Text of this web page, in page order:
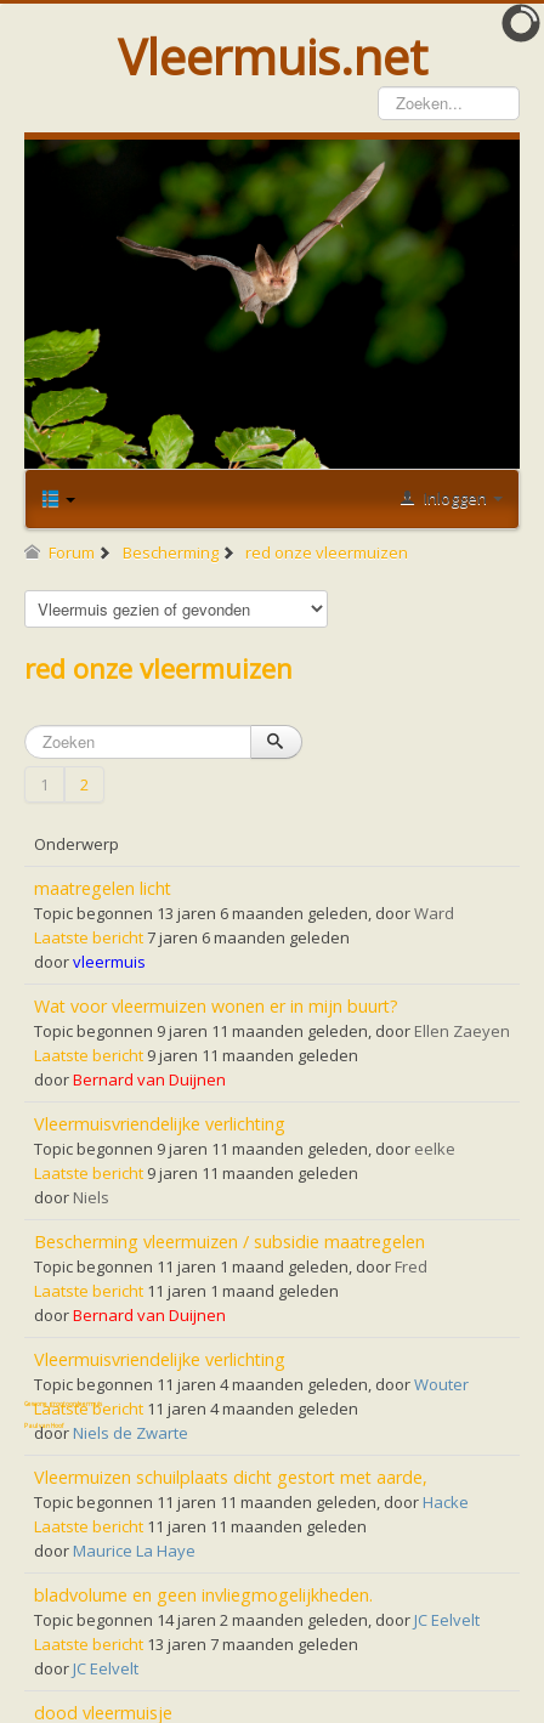
Vleermuis.net
Vleermuis gezien
Waarneming doorgeven
Wat doen wij met meldingen
Telinstructie
Waarnemingen doorgeven elders
Hulp
Vleermuis gevonden
Vanginstructie
Hulp per email
Hulp per provincie
Drenthe
Flevoland
Friesland
Noord-Brabant
Noord-Holland
Overijssel
Utrecht
Zeeland
Vleermuizen en ziektes
Soortbescherming
Doe mee
vleermuiskasten kopen/ ophangen
Meedoen
Landelijk zoogdierwerkgroepen
Jeugd
Internationaal
Landelijke natuurverenigingen
Ik wil graag mee op vleermuisexcursie
Vleermuizen in de tuin
Aankondiging activiteiten
Ik ben op zoek naar een detector
Ecologie en soorten
Hoe vleermuizen leven
Voedsel en jagen
Echolocatie
Soorten
Baardvleermuis
Bechsteins vleermuis
Brandt's vleermuis
Bruine of gewone grootoorvleermuis
Franjestaart
Gewone dwergvleermuis
Grijze grootoorvleermuis
Ingekorven vleermuis
Kleine en grote hoefijzerneus
Laatvlieger
Meervleermuis
Noordse vleermuis
Rosse vleermuis
Ruige dwergvleermuis
Tweekleurige vleermuis
Watervleermuis
Gewone grootoorvleermuis
Paul van Hoof
Home Forum Bescherming
Inloggen
Forum Bescherming red onze vleermuizen
red onze vleermuizen
1 2
Onderwerp
maatregelen licht
Topic begonnen 13 jaren 6 maanden geleden, doorWard
Laatste bericht7 jaren 6 maanden geleden
doorvleermuis
Wat voor vleermuizen wonen er in mijn buurt?
Topic begonnen 9 jaren 11 maanden geleden, door Ellen Zaeyen
Laatste bericht 9 jaren 11 maanden geleden
doorBernard van Duijnen
Vleermuisvriendelijke verlichting
Topic begonnen 9 jaren 11 maanden geleden, door eelke
Laatste bericht 9 jaren 11 maanden geleden
door Niels
Bescherming vleermuizen / subsidie maatregelen
Topic begonnen 11 jaren 1 maand geleden, door Fred
Laatste bericht 11 jaren 1 maand geleden
doorBernard van Duijnen
Vleermuisvriendelijke verlichting
Topic begonnen 11 jaren 4 maanden geleden, doorWouter
Laatste bericht 11 jaren 4 maanden geleden
door Niels de Zwarte
Vleermuizen schuilplaats dicht gestort met aarde,
Topic begonnen 11 jaren 11 maanden geleden, door Hacke
Laatste bericht 11 jaren 11 maanden geleden
door Maurice La Haye
bladvolume en geen invliegmogelijkheden.
Topic begonnen 14 jaren 2 maanden geleden, door JC Eelvelt
Laatste bericht 13 jaren 7 maanden geleden
door JC Eelvelt
dood vleermuisje